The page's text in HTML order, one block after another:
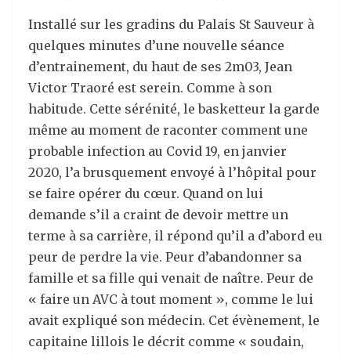
Installé sur les gradins du Palais St Sauveur à
quelques minutes d’une nouvelle séance
d’entrainement, du haut de ses 2m03, Jean
Victor Traoré est serein. Comme à son
habitude. Cette sérénité, le basketteur la garde
même au moment de raconter comment une
probable infection au Covid 19, en janvier
2020, l’a brusquement envoyé à l’hôpital pour
se faire opérer du cœur. Quand on lui
demande s’il a craint de devoir mettre un
terme à sa carrière, il répond qu’il a d’abord eu
peur de perdre la vie. Peur d’abandonner sa
famille et sa fille qui venait de naître. Peur de
« faire un AVC à tout moment », comme le lui
avait expliqué son médecin. Cet évènement, le
capitaine lillois le décrit comme « soudain,